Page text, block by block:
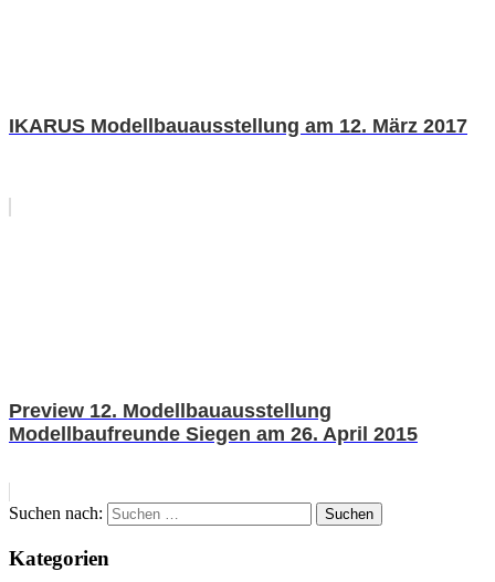
IKARUS Modellbauausstellung am 12. März 2017
Preview 12. Modellbauausstellung
Modellbaufreunde Siegen am 26. April 2015
Suchen nach: Suchen
Kategorien